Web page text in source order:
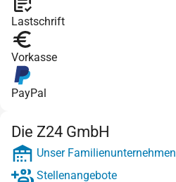
Lastschrift
Vorkasse
PayPal
Die Z24 GmbH
Unser Familienunternehmen
Stellenangebote